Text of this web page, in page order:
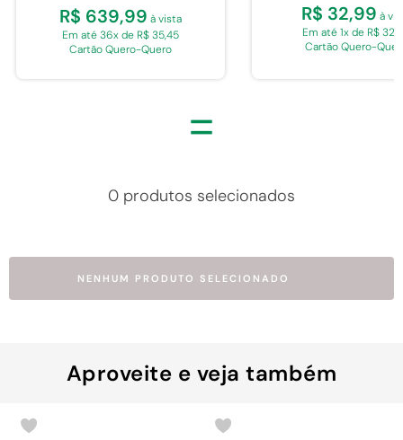
R$ 639,99 à vista
Em até 36x de R$ 35,45
Cartão Quero-Quero
R$ 32,99 à
Em até 1x de R$
Cartão Quero-
=
0 produtos selecionados
NENHUM PRODUTO SELECIONADO
Aproveite e veja também